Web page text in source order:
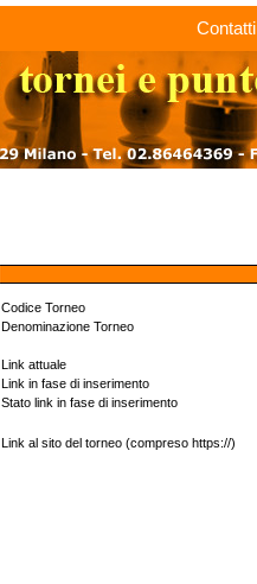
Contatti
Codice Torneo
Denominazione Torneo
Link attuale
Link in fase di inserimento
Stato link in fase di inserimento
Link al sito del torneo (compreso https://)